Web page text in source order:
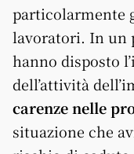
particolarmente
lavoratori. In un
hanno disposto
dell’attività
carenze nelle
situazione che